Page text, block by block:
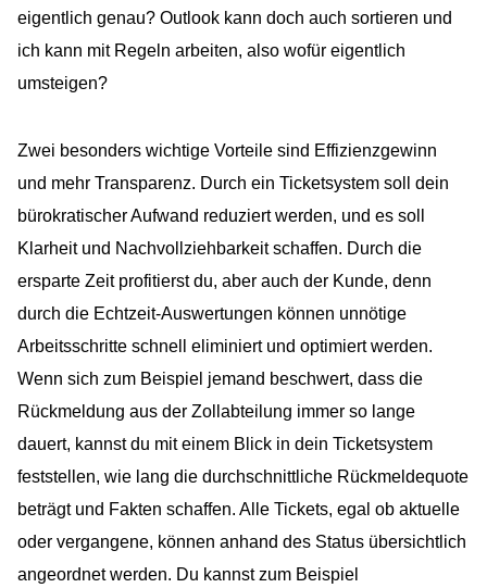
eigentlich genau? Outlook kann doch auch sortieren und
ich kann mit Regeln arbeiten, also wofür eigentlich
umsteigen?
Zwei besonders wichtige Vorteile sind Effizienzgewinn
und mehr Transparenz. Durch ein Ticketsystem soll dein
bürokratischer Aufwand reduziert werden, und es soll
Klarheit und Nachvollziehbarkeit schaffen. Durch die
ersparte Zeit profitierst du, aber auch der Kunde, denn
durch die Echtzeit-Auswertungen können unnötige
Arbeitsschritte schnell eliminiert und optimiert werden.
Wenn sich zum Beispiel jemand beschwert, dass die
Rückmeldung aus der Zollabteilung immer so lange
dauert, kannst du mit einem Blick in dein Ticketsystem
feststellen, wie lang die durchschnittliche Rückmeldequote
beträgt und Fakten schaffen. Alle Tickets, egal ob aktuelle
oder vergangene, können anhand des Status übersichtlich
angeordnet werden. Du kannst zum Beispiel